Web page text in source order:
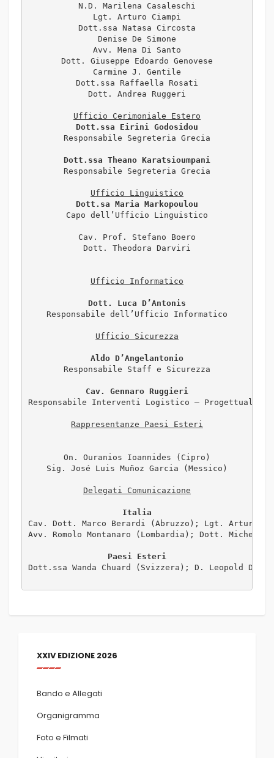
N.D. Marilena Casaleschi
Lgt. Arturo Ciampi
Dott.ssa Natasa Circosta
Denise De Simone
Avv. Mena Di Santo
Dott. Giuseppe Edoardo Genovese
Carmine J. Gentile
Dott.ssa Raffaella Rosati
Dott. Andrea Ruggeri
Ufficio Cerimoniale Estero
Dott.ssa Eirini Godosidou
Responsabile Segreteria Grecia
Dott.ssa Theano Karatsioumpani
Responsabile Segreteria Grecia
Ufficio Linguistico
Dott.sa Maria Markopoulou
Capo dell’Ufficio Linguistico
Cav. Prof. Stefano Boero
Dott. Theodora Darviri
Dott. Luca D’Antonis
Responsabile dell’Ufficio Informatico
Aldo D’Angelantonio
Responsabile Staff e Sicurezza
Cav. Gennaro Ruggieri
Responsabile Interventi Logistico – Progettuali
Rappresentanze Paesi Esteri
On. Ouranios Ioannides (Cipro)
Sig. José Luis Muñoz Garcia (Messico)
Italia
Cav. Dott. Marco Berardi (Abruzzo); Lgt. Arturo
Avv. Romolo Montanaro (Lombardia); Dott.
Paesi Esteri
Dott.ssa Wanda Chuard (Svizzera); D. Leopold
XXIV EDIZIONE 2026
Bando e Allegati
Organigramma
Foto e Filmati